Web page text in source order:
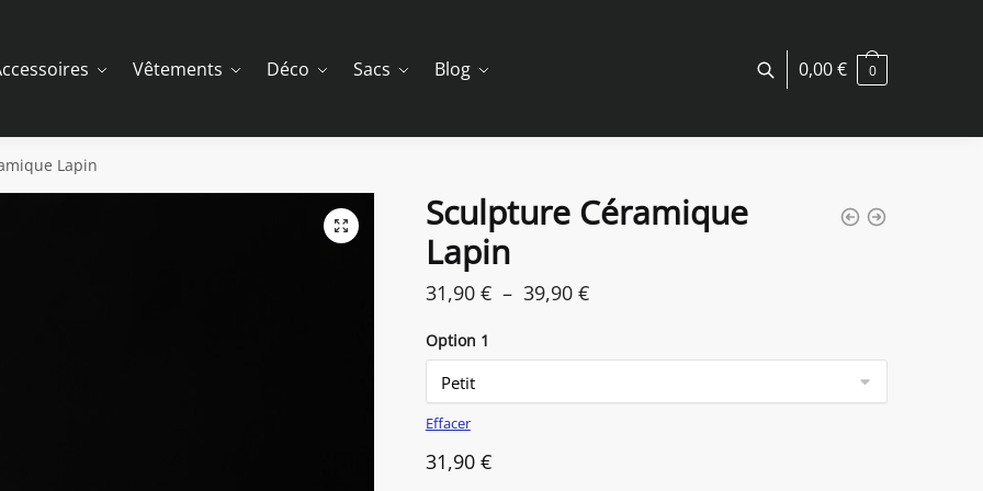
Vêtements Déco Sacs Blog 0,00€ 0
Lapin
Sculpture Céramique
Lapin
31,90 € – 39,90 €Plage
prix :
Option 1
Effacer
31,90 €